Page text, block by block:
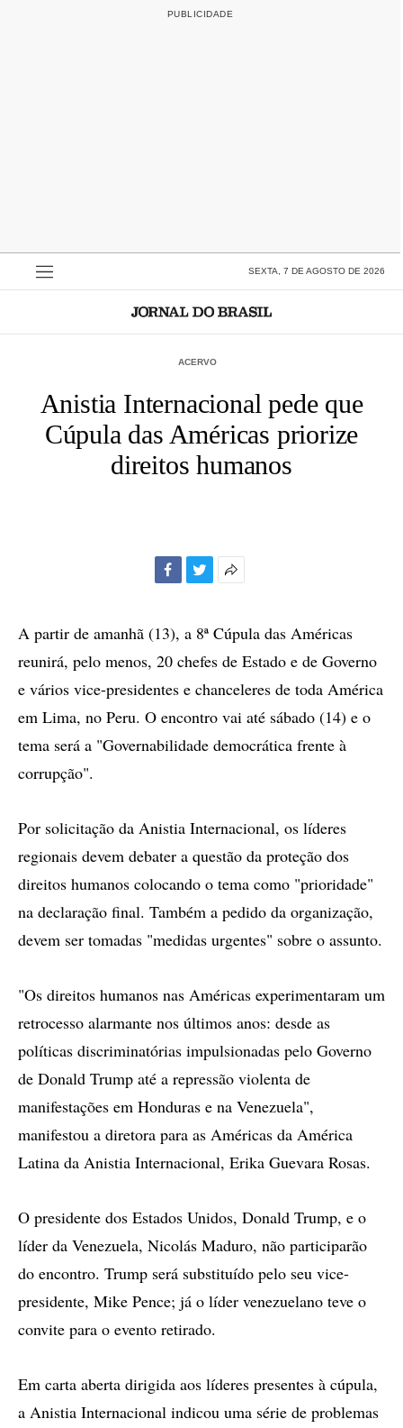
SEXTA, 7 DE AGOSTO DE 2026
ACERVO
Anistia Internacional pede que
Cúpula das Américas priorize
direitos humanos
compartilhamento
A partir de amanhã (13), a 8ª Cúpula das Américas
reunirá, pelo menos, 20 chefes de Estado e de Governo
e vários vice-presidentes e chanceleres de toda América
em Lima, no Peru. O encontro vai até sábado (14) e o
tema será a "Governabilidade democrática frente à
corrupção".
Por solicitação da Anistia Internacional, os líderes
regionais devem debater a questão da proteção dos
direitos humanos colocando o tema como "prioridade"
na declaração final. Também a pedido da organização,
devem ser tomadas "medidas urgentes" sobre o assunto.
"Os direitos humanos nas Américas experimentaram um
retrocesso alarmante nos últimos anos: desde as
políticas discriminatórias impulsionadas pelo Governo
de Donald Trump até a repressão violenta de
manifestações em Honduras e na Venezuela",
manifestou a diretora para as Américas da América
Latina da Anistia Internacional, Erika Guevara Rosas.
O presidente dos Estados Unidos, Donald Trump, e o
líder da Venezuela, Nicolás Maduro, não participarão
do encontro. Trump será substituído pelo seu vice-
presidente, Mike Pence; já o líder venezuelano teve o
convite para o evento retirado.
Em carta aberta dirigida aos líderes presentes à cúpula,
a Anistia Internacional indicou uma série de problemas